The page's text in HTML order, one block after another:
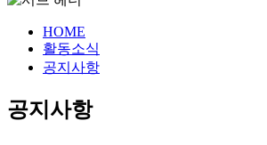
HOME
활동소식
공지사항
공지사항